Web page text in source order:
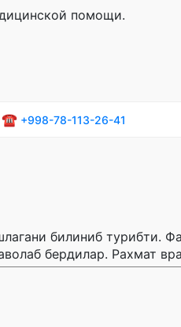
помощи.
☎️ +998-78-113-26-41
билиниб турибти.
бердилар. Рахмат